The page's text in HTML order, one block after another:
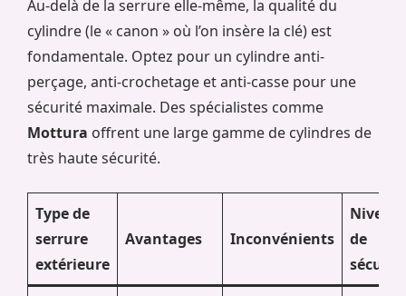
Au-delà de la serrure elle-même, la qualité du
cylindre (le « canon » où l’on insère la clé) est
fondamentale. Optez pour un cylindre anti-
perçage, anti-crochetage et anti-casse pour une
sécurité maximale. Des spécialistes comme
Mottura offrent une large gamme de cylindres de
très haute sécurité.
Type de
serrure
extérieure
Avantages Inconvénients
Niveau
de